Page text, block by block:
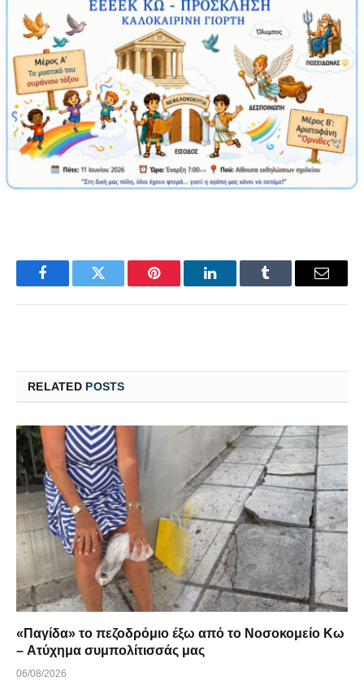
FacebookTwitter Pinterest LinkedInTumblr Email
RELATED POSTS
«Παγίδα» το πεζοδρόμιο έξω από το Νοσοκομείο Κω
– Ατύχημα συμπολίτισσάς μας
06/08/2026